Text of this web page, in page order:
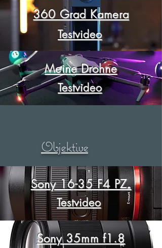
360 Grad Kamera
Testvideo
Meine Drohne
Testvideo
Objektive
Sony 16-35 F4 PZ
Testvideo
Sony 35mm f1.8